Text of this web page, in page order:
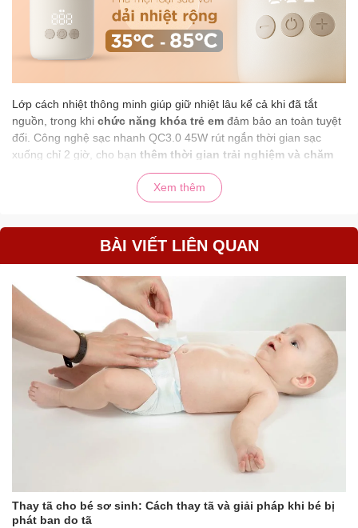
Lớp cách nhiệt thông minh giúp giữ nhiệt lâu kể cả khi đã tắt
nguồn, trong khi chức năng khóa trẻ em đảm bảo an toàn tuyệt
đối. Công nghệ sạc nhanh QC3.0 45W rút ngắn thời gian sạc
xuống chỉ 2 giờ, cho bạn thêm thời gian trải nghiệm và chăm
Xem thêm
BÀI VIẾT LIÊN QUAN
Thay tã cho bé sơ sinh: Cách thay tã và giải pháp khi bé bị
phát ban do tã